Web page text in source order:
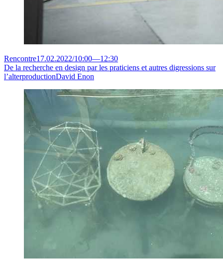
Rencontre17.02.2022/10:00—12:30
De la recherche en design par les praticiens et autres digressions sur
l’alterproductionDavid Enon